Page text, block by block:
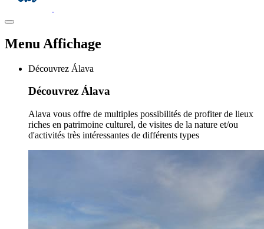
Menu Affichage
Découvrez Álava
Découvrez Álava
Alava vous offre de multiples possibilités de profiter de lieux
riches en patrimoine culturel, de visites de la nature et/ou
d'activités très intéressantes de différents types